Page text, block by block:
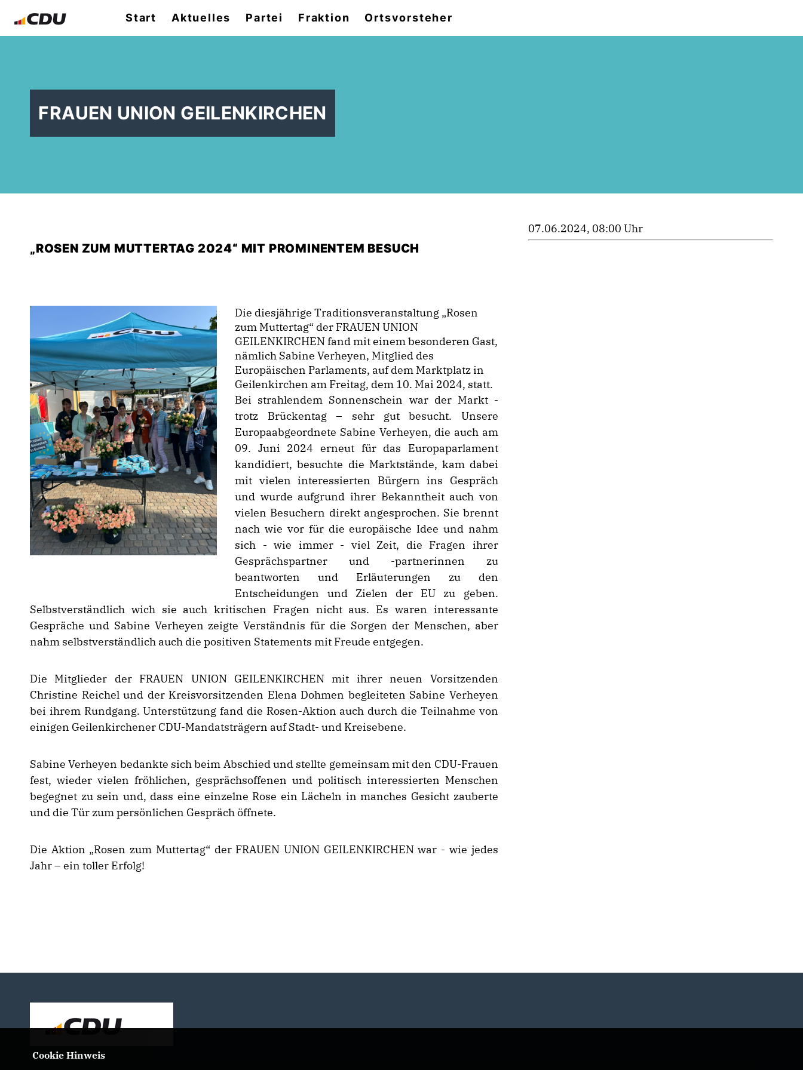
Start Aktuelles Partei Fraktion Ortsvorsteher
FRAUEN UNION GEILENKIRCHEN
ROSEN ZUM MUTTERTAG 2024“ MIT PROMINENTEM BESUCH
Die diesjährige Traditionsveranstaltung „Rosen
zum Muttertag“ der FRAUEN UNION
GEILENKIRCHEN fand mit einem besonderen Gast,
nämlich Sabine Verheyen, Mitglied des
Europäischen Parlaments, auf dem Marktplatz in
Geilenkirchen am Freitag, dem 10. Mai 2024, statt.
Bei strahlendem Sonnenschein war der Markt -
trotz Brückentag – sehr gut besucht. Unsere
Europaabgeordnete Sabine Verheyen, die auch am
09. Juni 2024 erneut für das Europaparlament
kandidiert, besuchte die Marktstände, kam dabei
mit vielen interessierten Bürgern ins Gespräch
und wurde aufgrund ihrer Bekanntheit auch von
vielen Besuchern direkt angesprochen. Sie brennt
nach wie vor für die europäische Idee und nahm
sich - wie immer - viel Zeit, die Fragen ihrer
Gesprächspartner und -partnerinnen zu
beantworten und Erläuterungen zu den
Entscheidungen und Zielen der EU zu geben.
Selbstverständlich wich sie auch kritischen Fragen nicht aus. Es waren interessante
Gespräche und Sabine Verheyen zeigte Verständnis für die Sorgen der Menschen, aber
nahm selbstverständlich auch die positiven Statements mit Freude entgegen.
Die Mitglieder der FRAUEN UNION GEILENKIRCHEN mit ihrer neuen Vorsitzenden
Christine Reichel und der Kreisvorsitzenden Elena Dohmen begleiteten Sabine Verheyen
bei ihrem Rundgang. Unterstützung fand die Rosen-Aktion auch durch die Teilnahme von
einigen Geilenkirchener CDU-Mandatsträgern auf Stadt- und Kreisebene.
Sabine Verheyen bedankte sich beim Abschied und stellte gemeinsam mit den CDU-Frauen
fest, wieder vielen fröhlichen, gesprächsoffenen und politisch interessierten Menschen
begegnet zu sein und, dass eine einzelne Rose ein Lächeln in manches Gesicht zauberte
und die Tür zum persönlichen Gespräch öffnete.
Die Aktion „Rosen zum Muttertag“ der FRAUEN UNION GEILENKIRCHEN war - wie jedes
Jahr – ein toller Erfolg!
07.06.2024, 08:00 Uhr
Cookie Hinweis